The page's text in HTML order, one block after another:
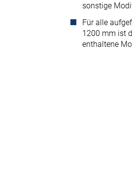
sonstige
Für alle
1200 mm ist
enthaltene